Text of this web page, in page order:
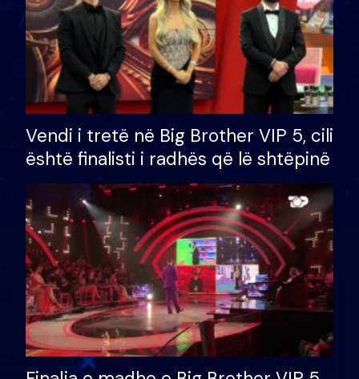
Vendi i tretë në Big Brother VIP 5, cili
është finalisti i radhës që lë shtëpinë